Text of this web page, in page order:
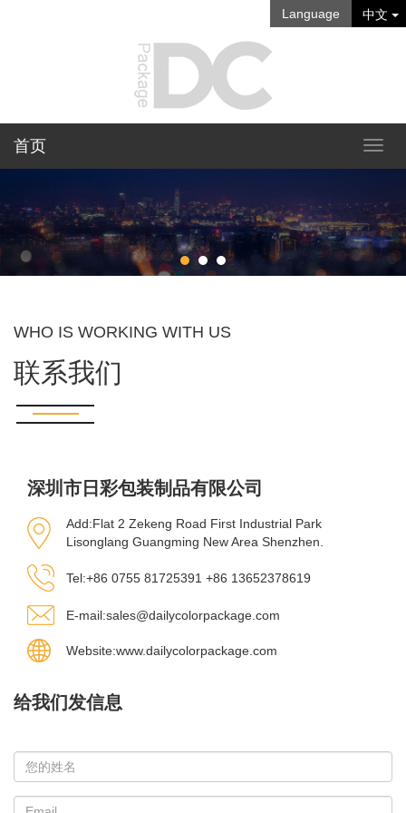
Language 中文
首页
WHO IS WORKING WITH US
联系我们
深圳市日彩包装制品有限公司
Add:Flat 2 Zekeng Road First Industrial Park
Lisonglang Guangming New Area Shenzhen.
Tel:+86 0755 81725391 +86 13652378619
E-mail:sales@dailycolorpackage.com
Website:www.dailycolorpackage.com
给我们发信息